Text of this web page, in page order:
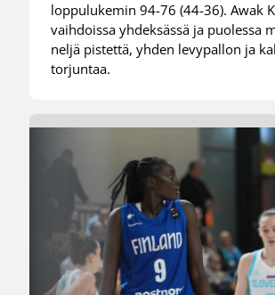
loppulukemin 94-76 (44-36). Awak
vaihdoissa yhdeksässä ja puolessa
neljä pistettä, yhden levypallon ja
torjuntaa.